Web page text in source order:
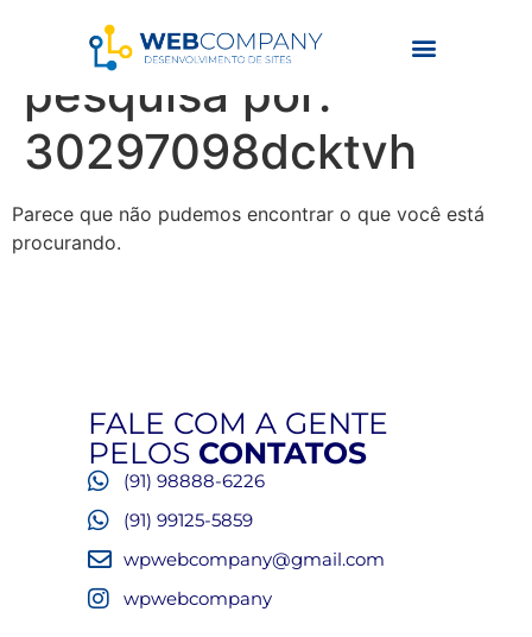
Resultados da
pesquisa por:
30297098dcktvh
Parece que não pudemos encontrar o que você está
procurando.
FALE COM A GENTE
PELOS CONTATOS
(91) 98888-6226
(91) 99125-5859
wpwebcompany@gmail.com
wpwebcompany